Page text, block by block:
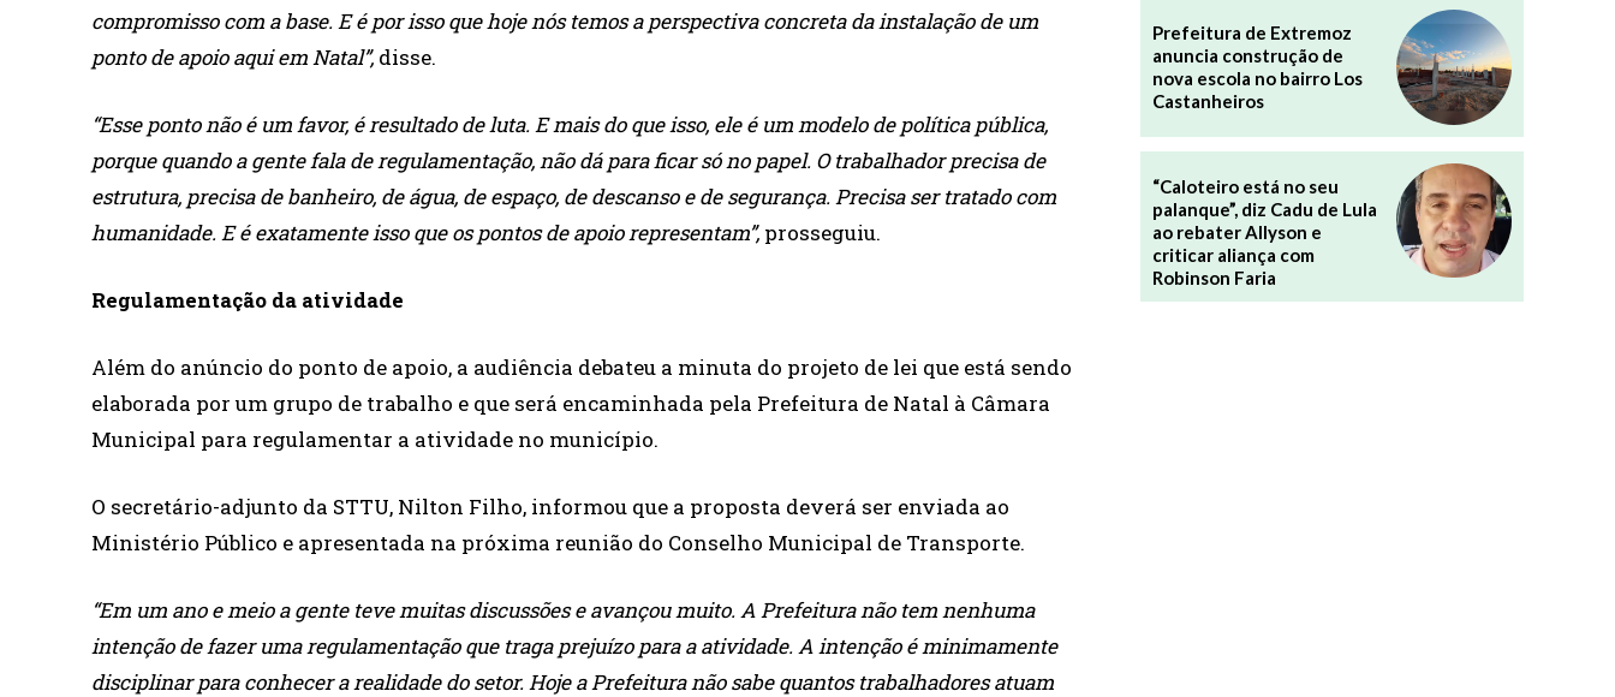
compromisso com a base. E é por isso que hoje nós temos a perspectiva concreta da instalação de um
ponto de apoio aqui em Natal”, disse.
“Esse ponto não é um favor, é resultado de luta. E mais do que isso, ele é um modelo de política pública,
porque quando a gente fala de regulamentação, não dá para ficar só no papel. O trabalhador precisa de
estrutura, precisa de banheiro, de água, de espaço, de descanso e de segurança. Precisa ser tratado com
humanidade. E é exatamente isso que os pontos de apoio representam”, prosseguiu.
Regulamentação da atividade
Além do anúncio do ponto de apoio, a audiência debateu a minuta do projeto de lei que está sendo
elaborada por um grupo de trabalho e que será encaminhada pela Prefeitura de Natal à Câmara
Municipal para regulamentar a atividade no município.
O secretário-adjunto da STTU, Nilton Filho, informou que a proposta deverá ser enviada ao
Ministério Público e apresentada na próxima reunião do Conselho Municipal de Transporte.
“Em um ano e meio a gente teve muitas discussões e avançou muito. A Prefeitura não tem nenhuma
intenção de fazer uma regulamentação que traga prejuízo para a atividade. A intenção é minimamente
disciplinar para conhecer a realidade do setor. Hoje a Prefeitura não sabe quantos trabalhadores atuam
Prefeitura de Extremoz
anuncia construção de
nova escola no bairro Los
Castanheiros
“Caloteiro está no seu
palanque”, diz Cadu de Lula
ao rebater Allyson e
criticar aliança com
Robinson Faria